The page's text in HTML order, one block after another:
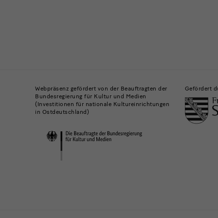
Museen
und
Institutionen
Webpräsenz gefördert von der Beauftragten der
Bundesregierung für Kultur und Medien
(Investitionen für nationale Kultureinrichtungen
in Ostdeutschland)
Gefördert